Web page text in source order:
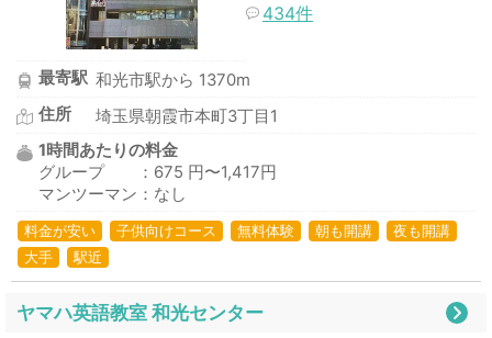
434件
最寄駅 和光市駅から 1370m
住所
埼玉県朝霞市本町3丁目1
1時間あたりの料金
グループ ：675 円〜1,417円
マンツーマン：なし
料金が安い 子供向けコース 無料体験 朝も開講
夜も開講
大手
駅近
ヤマハ英語教室 和光センター